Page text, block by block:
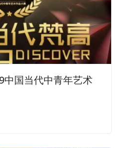
中国当代中青年艺术